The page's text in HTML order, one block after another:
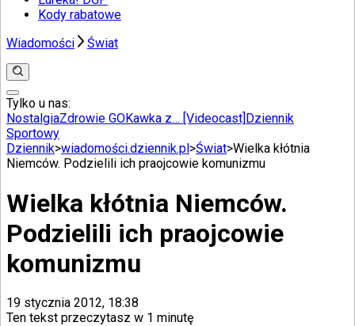
Kody rabatowe
Wiadomości
Świat
Anuluj
Wiadomości
Świat
Polityka
Ciekawostki
Gospodarka
Aktualności
Emerytury
Finanse
Praca
Twoje finanse
Finanse
Tylko u nas:
NostalgiaZdrowie GOKawka z… [Videocast] Dziennik
Sportowy
Dziennik>wiadomości.dziennik.pl >Świat>Wielka kłótnia
Niemców. Podzielili ich praojcowie komunizmu
Wielka kłótnia Niemców.
Podzielili ich praojcowie
komunizmu
19 stycznia 2012, 18:38
Ten tekst przeczytasz w 1 minutę